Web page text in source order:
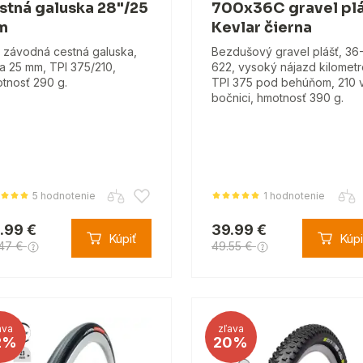
galuska 28"/25
cestná galuska,
25 mm, TPI 375/210,
290 g.
5 hodnotenie
€
€ Kúpiť
700x36C gravel
Kevlar čierna
Bezdušový gravel plášť, 36-
622, vysoký nájazd
TPI 375 pod behúňom, 210
bočnici, hmotnosť 390 g.
1 hodnotenie
39.99 €
49.55 €
zľava
20%